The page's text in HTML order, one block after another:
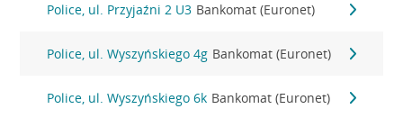
Police, ul. Przyjaźni 2 U3 Bankomat (Euronet)
Police, ul. Wyszyńskiego 4g Bankomat (Euronet)
Police, ul. Wyszyńskiego 6k Bankomat (Euronet)